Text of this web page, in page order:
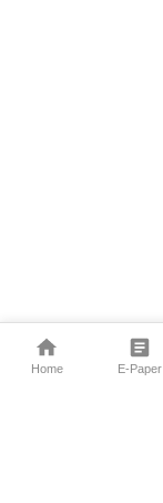
Home E-Paper